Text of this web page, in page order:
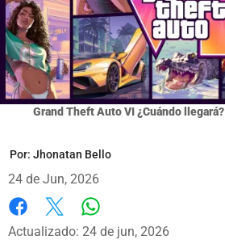
Grand Theft Auto VI ¿Cuándo llegará?
Por: Jhonatan Bello
24 de Jun, 2026
Facebook
X
Actualizado: 24 de jun, 2026